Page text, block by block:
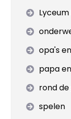
opa's
papa
rond
spelen